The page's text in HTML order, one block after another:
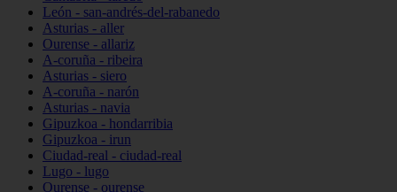
León - san-andrés-del-rabanedo
Asturias - aller
Ourense - allariz
A-coruña - ribeira
Asturias - siero
A-coruña - narón
Asturias - navia
Gipuzkoa - hondarribia
Gipuzkoa - irun
Ciudad-real - ciudad-real
Lugo - lugo
Ourense - ourense